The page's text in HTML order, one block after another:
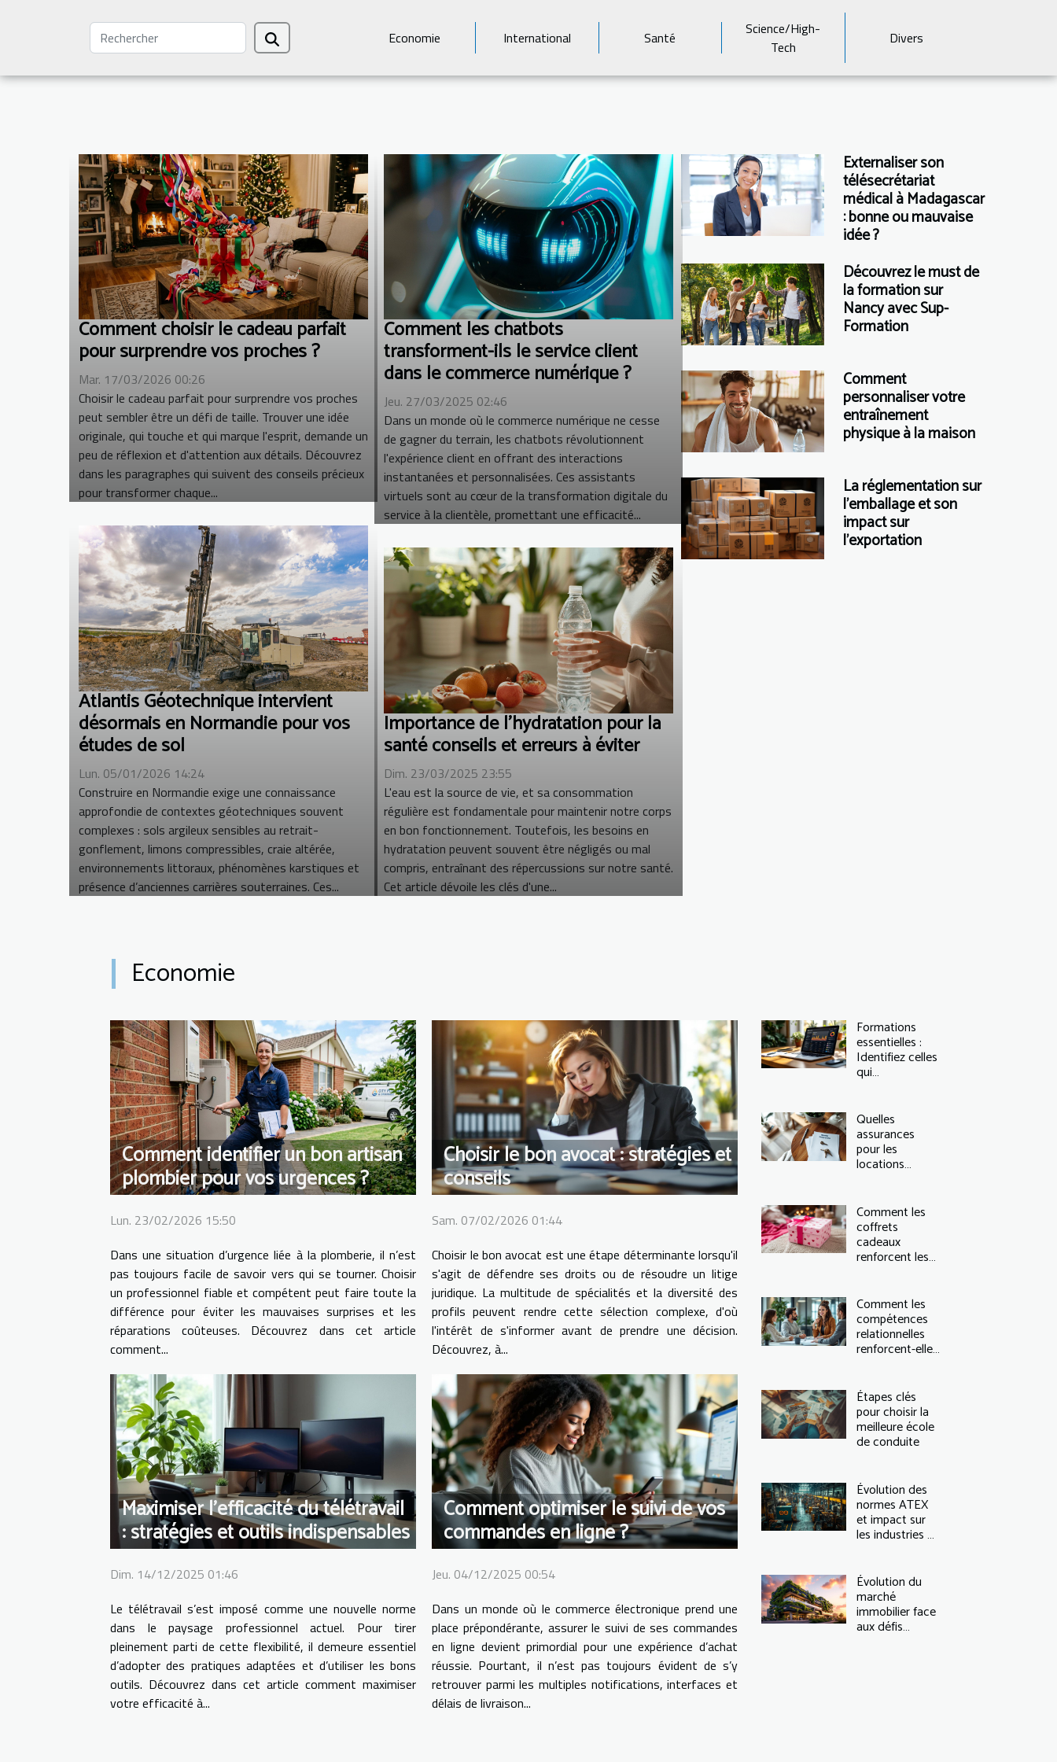
Economie International Santé
Science/High-
Tech
Divers
Comment choisir le cadeau parfait
pour surprendre vos proches ?
Mar. 17/03/2026 00:26
Choisir le cadeau parfait pour surprendre vos proches
peut sembler être un défi de taille. Trouver une idée
originale, qui touche et qui marque l'esprit, demande un
peu de réflexion et d'attention aux détails. Découvrez
dans les paragraphes qui suivent des conseils précieux
pour transformer chaque...
Atlantis Géotechnique intervient
désormais en Normandie pour vos
études de sol
Lun. 05/01/2026 14:24
Construire en Normandie exige une connaissance
approfondie de contextes géotechniques souvent
complexes : sols argileux sensibles au retrait-
gonflement, limons compressibles, craie altérée,
environnements littoraux, phénomènes karstiques et
présence d’anciennes carrières souterraines. Ces...
Comment les chatbots
transforment-ils le service client
dans le commerce numérique ?
Jeu. 27/03/2025 02:46
Dans un monde où le commerce numérique ne cesse
de gagner du terrain, les chatbots révolutionnent
l'expérience client en offrant des interactions
instantanées et personnalisées. Ces assistants
virtuels sont au cœur de la transformation digitale du
service à la clientèle, promettant une efficacité...
Importance de l'hydratation pour la
santé conseils et erreurs à éviter
Dim. 23/03/2025 23:55
L'eau est la source de vie, et sa consommation
régulière est fondamentale pour maintenir notre corps
en bon fonctionnement. Toutefois, les besoins en
hydratation peuvent souvent être négligés ou mal
compris, entraînant des répercussions sur notre santé.
Cet article dévoile les clés d'une...
Externaliser son
télésecrétariat
médical à Madagascar
: bonne ou mauvaise
idée ?
Découvrez le must de
la formation sur
Nancy avec Sup-
Formation
Comment
personnaliser votre
entraînement
physique à la maison
La réglementation sur
l'emballage et son
impact sur
l'exportation
Economie
Comment identifier un bon artisan
plombier pour vos urgences ?
Lun. 23/02/2026 15:50
Dans une situation d’urgence liée à la plomberie, il n’est
pas toujours facile de savoir vers qui se tourner. Choisir
un professionnel fiable et compétent peut faire toute la
différence pour éviter les mauvaises surprises et les
réparations coûteuses. Découvrez dans cet article
comment...
Choisir le bon avocat : stratégies et
conseils
Sam. 07/02/2026 01:44
Choisir le bon avocat est une étape déterminante lorsqu'il
s'agit de défendre ses droits ou de résoudre un litige
juridique. La multitude de spécialités et la diversité des
profils peuvent rendre cette sélection complexe, d'où
l'intérêt de s'informer avant de prendre une décision.
Découvrez, à...
Maximiser l'efficacité du télétravail
: stratégies et outils indispensables
Dim. 14/12/2025 01:46
Le télétravail s’est imposé comme une nouvelle norme
dans le paysage professionnel actuel. Pour tirer
pleinement parti de cette flexibilité, il demeure essentiel
d’adopter des pratiques adaptées et d’utiliser les bons
outils. Découvrez dans cet article comment maximiser
votre efficacité à...
Comment optimiser le suivi de vos
commandes en ligne ?
Jeu. 04/12/2025 00:54
Dans un monde où le commerce électronique prend une
place prépondérante, assurer le suivi de ses commandes
en ligne devient primordial pour une expérience d’achat
réussie. Pourtant, il n’est pas toujours évident de s’y
retrouver parmi les multiples notifications, interfaces et
délais de livraison...
Formations
essentielles :
Identifiez celles
qui
Quelles
assurances
pour les
locations
Comment les
coffrets
cadeaux
renforcent les
Comment les
compétences
relationnelles
renforcent-elles
Étapes clés
pour choisir la
meilleure école
de conduite
Évolution des
normes ATEX
et impact sur
les industries à
Évolution du
marché
immobilier face
aux défis